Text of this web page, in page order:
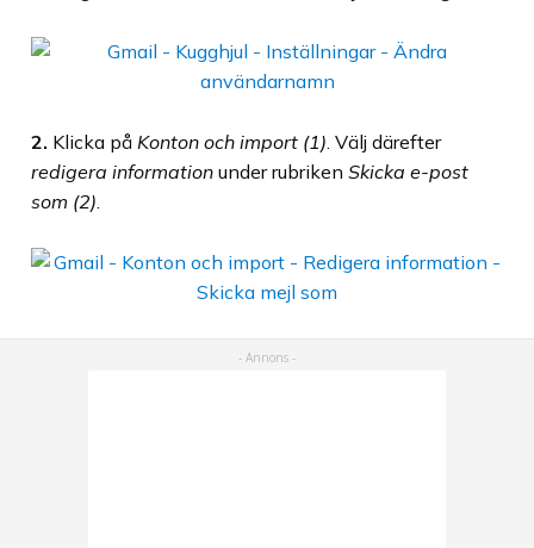
2. Klicka på Konton och import (1) . Välj därefter
redigera information under rubriken Skicka e-post
som (2)